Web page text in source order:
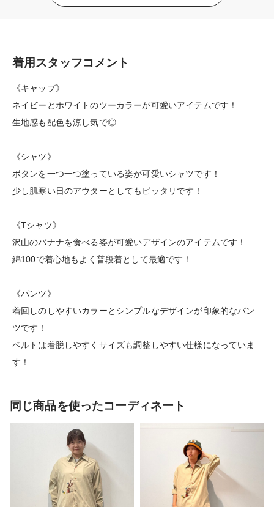
着用スタッフコメント
《キャップ》
ネイビーとホワイトのツーカラーが可愛いアイテムです！
生地感も配色も涼し気で◎
《シャツ》
ボタンを一つ一つ塗っている姿が可愛いシャツです！
少し肌寒い日のアウターとしてもピッタリです！
《Tシャツ》
沢山のバナナを食べる姿が可愛いデザインのアイテムです！
綿100で着心地もよく普段着として最適です！
《パンツ》
着回しのしやすいカラーとシンプルなデザインが印象的なパン
ツです！
ベルトは着脱しやすくサイズも調整しやすい仕様になっていま
す！
同じ商品を使ったコーディネート